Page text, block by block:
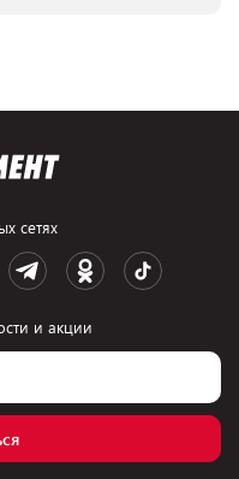
сетях
и акции